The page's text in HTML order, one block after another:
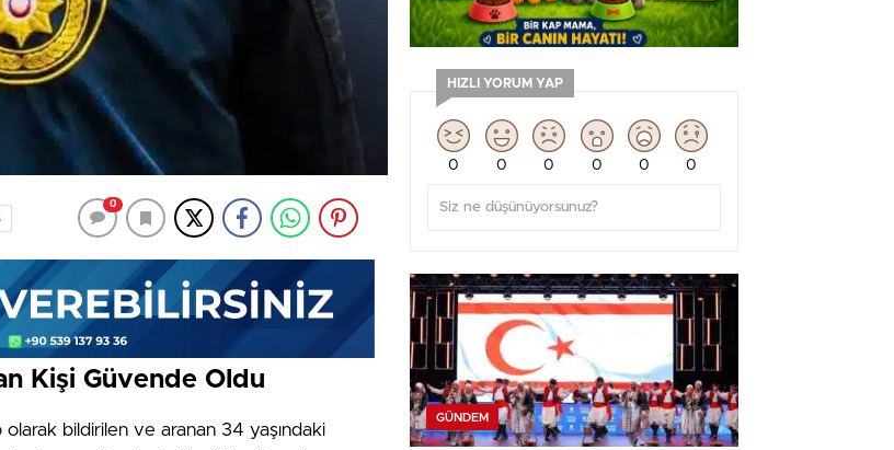
0
Kişi Güvende Oldu
bildirilen ve aranan 34 yaşındaki
HIZLI YORUM YAP
0 0 0 0 0 0
GÜNDEM